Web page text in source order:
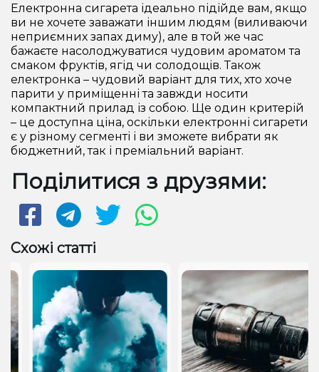
Електронна сигарета ідеально підійде вам, якщо
ви не хочете заважати іншим людям (виливаючи
неприємних запах диму), але в той же час
бажаєте насолоджуватися чудовим ароматом та
смаком фруктів, ягід чи солодощів. Також
електронка – чудовий варіант для тих, хто хоче
парити у приміщенні та завжди носити
компактний прилад із собою. Ще один критерій
– це доступна ціна, оскільки електронні сигарети
є у різному сегменті і ви зможете вибрати як
бюджетний, так і преміальний варіант.
Поділитися з друзями:
Схожі статті